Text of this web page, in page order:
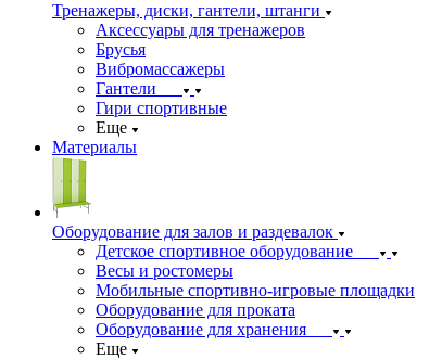
Тренажеры, диски, гантели, штанги
Аксессуары для тренажеров
Брусья
Вибромассажеры
Гантели
Гири спортивные
Еще
Материалы
Оборудование для залов и раздевалок
Детское спортивное оборудование
Весы и ростомеры
Мобильные спортивно-игровые площадки
Оборудование для проката
Оборудование для хранения
Еще